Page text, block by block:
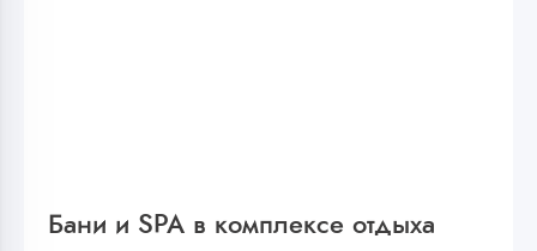
Бани и SPA в комплексе отдыха